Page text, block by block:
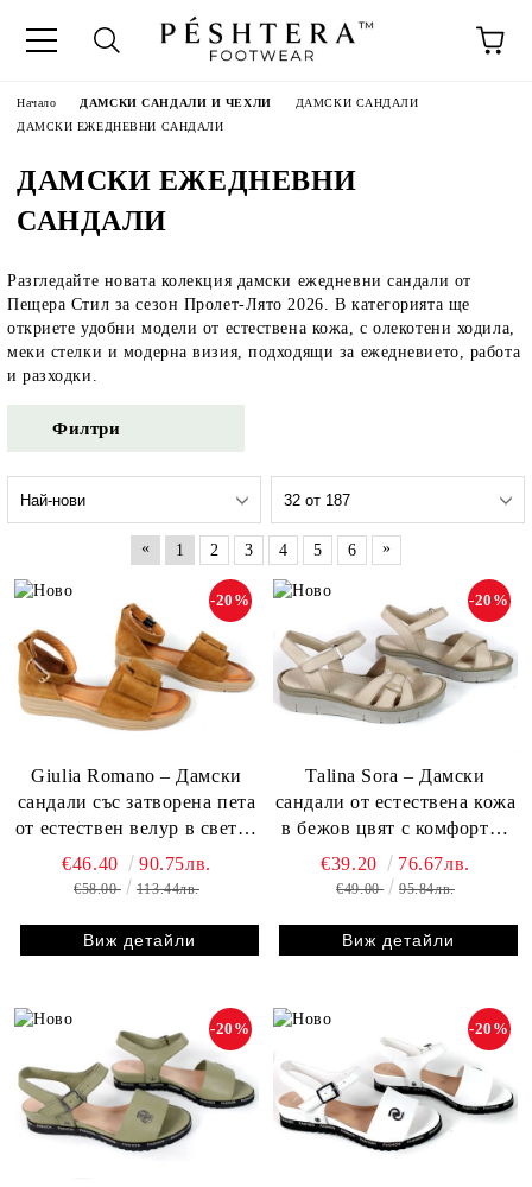
Начало ДАМСКИ САНДАЛИ И ЧЕХЛИ
ДАМСКИ САНДАЛИ
ДАМСКИ ЕЖЕДНЕВНИ САНДАЛИ
ДАМСКИ ЕЖЕДНЕВНИ
САНДАЛИ
Разгледайте новата колекция дамски ежедневни сандали от
Пещера Стил за сезон Пролет-Лято 2026. В категорията ще
откриете удобни модели от естествена кожа, с олекотени ходила,
меки стелки и модерна визия, подходящи за ежедневието, работа
и разходки.
Филтри
« 1 2 3 4 5 6 »
Giulia Romano – Дамски
сандали със затворена пета
от естествен велур в светло
кафяво
-20%
€46.40 90.75лв.
€58.00 113.44лв.
Виж детайли
Talina Sora – Дамски
сандали от естествена кожа
в бежов цвят с комфортна
подметка
-20%
€39.20 76.67лв.
€49.00 95.84лв.
Виж детайли
-20% -20%